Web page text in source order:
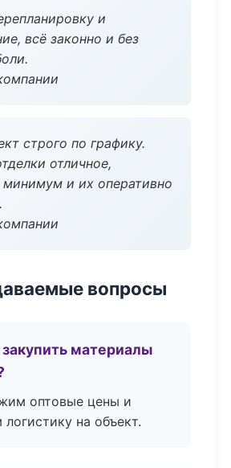
и
всё законно и без
строго по графику.
отличное,
минимум и их оперативно
вопросы
материалы
оптовые цены и
логистику на объект.